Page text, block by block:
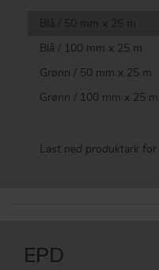
Blå / 100 mm x 25 m
Grønn / 50 mm x 25 m
Grønn / 100 mm x 25 m
Last ned produktark
EPD